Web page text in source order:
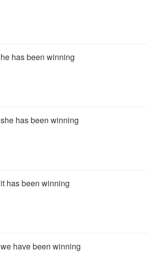
he has been winning
she has been winning
it has been winning
we have been winning